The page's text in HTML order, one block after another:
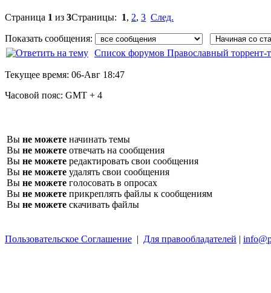
Страница 1 из 3Страницы: 1, 2, 3 След.
Показать сообщения:
Список форумов Православный торрент-
Текущее время: 06-Авг 18:47
Часовой пояс: GMT + 4
Вы не можете начинать темы
Вы не можете отвечать на сообщения
Вы не можете редактировать свои сообщения
Вы не можете удалять свои сообщения
Вы не можете голосовать в опросах
Вы не можете прикреплять файлы к сообщениям
Вы не можете скачивать файлы
Пользовательское Соглашение | Для правообладателей |